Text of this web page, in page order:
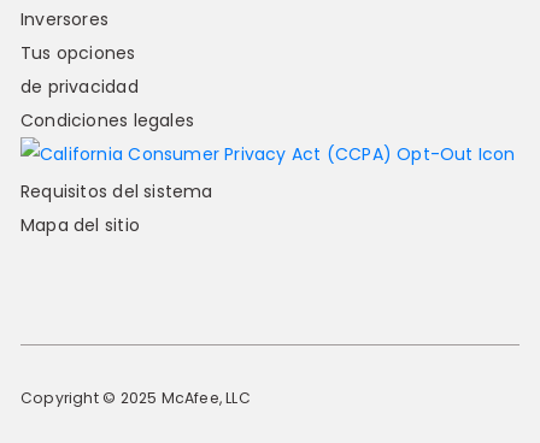
Inversores
Tus opciones
de privacidad
Condiciones legales
Requisitos del sistema
Mapa del sitio
Copyright © 2025 McAfee, LLC